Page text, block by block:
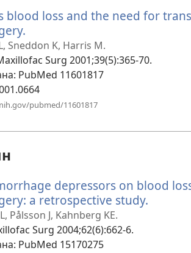
окне)
blood loss and the need for
в
новом
окне)
Sneddon K, Harris M.
Surg 2001;39(5):365-70.
‎: PubMed 11601817
pubmed/11601817
depressors on blood
a retrospective study.
Pålsson J, Kahnberg KE.
Surg 2004;62(6):662-6.
‎: PubMed 15170275